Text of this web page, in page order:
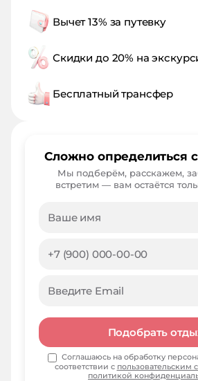
Вычет 13% за путевку
Скидки до 20% на
Бесплатный трансфер
Сложно определиться
Мы подберём, расскажем,
встретим — вам остаётся
Подобрать
Соглашаюсь на обработку
соответствии с пользовательским
политикой